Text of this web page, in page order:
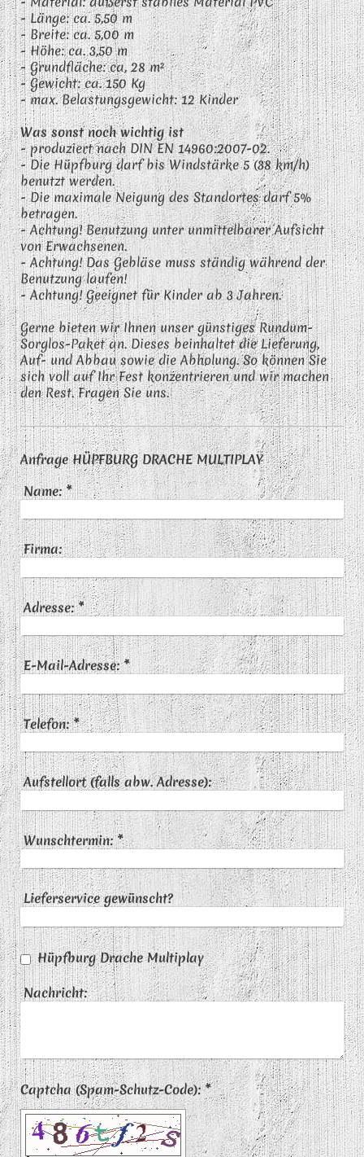
- Länge: ca. 5,50 m
- Breite: ca. 5,00 m
- Höhe: ca. 3,50 m
- Grundfläche: ca, 28 m²
- Gewicht: ca. 150 Kg
- max. Belastungsgewicht: 12 Kinder
Was sonst noch wichtig ist
- produziert nach DIN EN 14960:2007-02.
- Die Hüpfburg darf bisWindstärke 5 (38 km/h)
benutzt werden.
- Die maximale Neigung des Standortesdarf 5%
betragen.
- Achtung! Benutzung unter unmittelbarerAufsicht
von Erwachsenen.
- Achtung! Das Gebläse muss ständigwährendder
Benutzung laufen!
- Achtung! Geeignet für Kinder ab 3 Jahren.
Gerne bieten wir Ihnen unser günstiges Rundum-
Sorglos-Paket an. Dieses beinhaltet die Lieferung,
Auf- und Abbau sowie die Abholung. So können Sie
sich voll auf Ihr Fest konzentrieren und wir machen
den Rest. Fragen Sie uns.
Anfrage HÜPFBURG DRACHE MULTIPLAY
Name:*
Firma:
Adresse:*
E-Mail-Adresse:*
Telefon:*
Aufstellort (falls abw. Adresse):
Wunschtermin:*
Lieferservice gewünscht?
Hüpfburg Drache Multiplay
Nachricht:
Captcha (Spam-Schutz-Code): *